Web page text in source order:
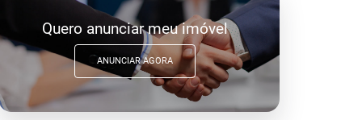
Quero anunciar meu imóvel
ANUNCIAR AGORA